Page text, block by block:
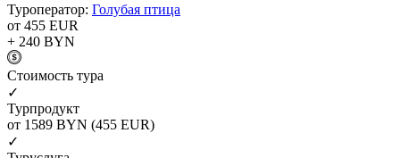
Туроператор: Голубая птица
от 455 EUR
+ 240 BYN
Cтоимость тура
✓
Турпродукт
от 1589 BYN (455 EUR)
✓